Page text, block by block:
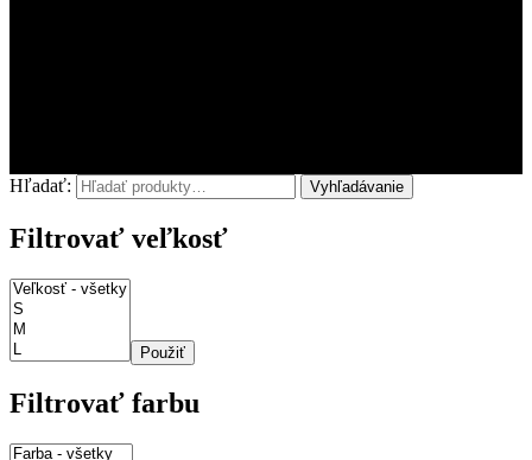
Hľadať: Vyhľadávanie
Filtrovať veľkosť
Použiť
Filtrovať farbu